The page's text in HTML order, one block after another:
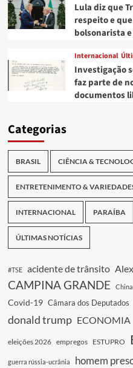
Lula diz que
respeito e
bolsonarista
Internacional
Investigação
faz parte de
documentos
Categorias
BRASIL CIÊNCIA &
ENTRETENIMENTO &
INTERNACIONAL PARAÍBA
ÚLTIMAS NOTÍCIAS
#TSE acidente de trânsito
CAMPINA GRANDE China
Covid-19 Câmara dos Deputados
donald trump ECONOMIA
eleições 2026 empregos ESTUPRO
guerra rússia-ucrânia homem